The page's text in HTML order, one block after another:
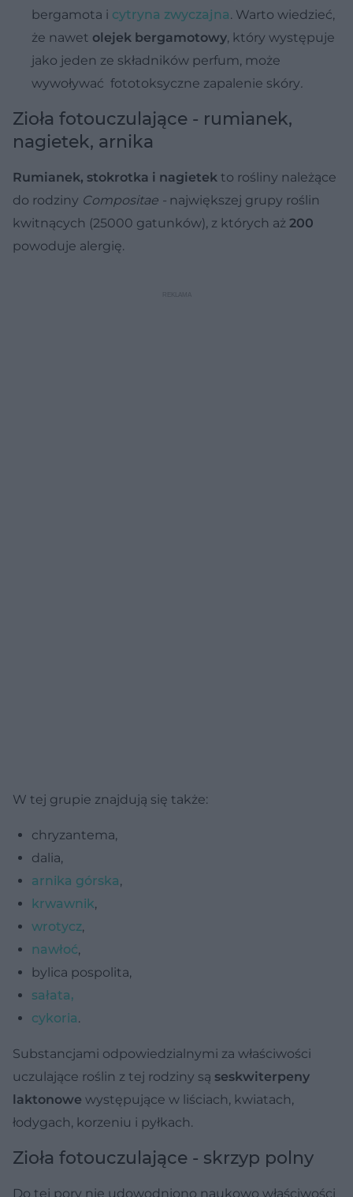
bergamota i cytryna zwyczajna. Warto wiedzieć,
że nawet olejek bergamotowy, który występuje
jako jeden ze składników perfum, może
wywoływać fototoksyczne zapalenie skóry
Zioła fotouczulające - rumianek,
nagietek, arnika
Rumianek, stokrotka i nagietek to rośliny należące
do rodziny Compositae - największej grupy roślin
kwitnących (25000 gatunków), z których aż 200
powoduje alergię.
W tej grupie znajdują się także:
chryzantema,
dalia,
arnika górska,
krwawnik,
wrotycz,
nawłoć,
bylica pospolita,
sałata,
cykoria.
Substancjami odpowiedzialnymi za właściwości
uczulające roślin z tej rodziny są seskwiterpeny
laktonowe występujące w liściach, kwiatach,
łodygach, korzeniu i pyłkach.
Zioła fotouczulające - skrzyp polny
Do tej pory nie udowodniono naukowo właściwości